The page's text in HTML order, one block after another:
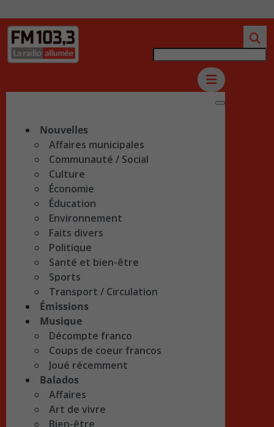
Nouvelles
Affaires municipales
Communauté / Social
Culture
Économie
Éducation
Environnement
Faits divers
Politique
Santé et bien-être
Sports
Transport / Circulation
Émissions
Musique
Décompte franco
Coups de coeur francos
Joué récemment
Balados
Affaires
Art de vivre
Bien-être